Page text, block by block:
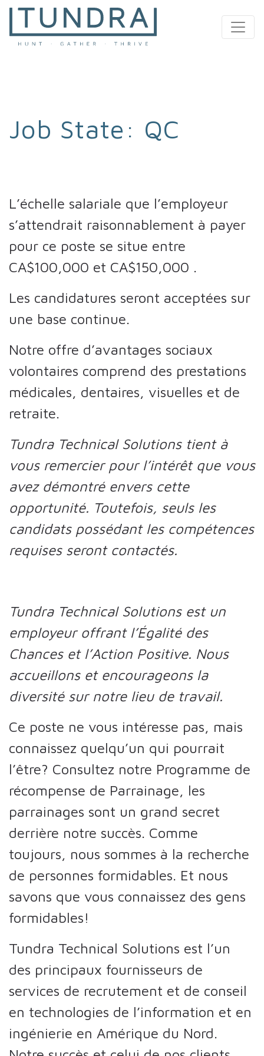
MAIN NAVIGATION
Job State: QC
L’échelle salariale que l’employeur
s’attendrait raisonnablement à payer
pour ce poste se situe entre
CA$100,000 et CA$150,000 .
Les candidatures seront acceptées sur
une base continue.
Notre offre d’avantages sociaux
volontaires comprend des prestations
médicales, dentaires, visuelles et de
retraite.
Tundra Technical Solutions tient à
vous remercier pour l’intérêt que vous
avez démontré envers cette
opportunité. Toutefois, seuls les
candidats possédant les compétences
requises seront contactés.
Tundra Technical Solutions est un
employeur offrant l’Égalité des
Chances et l’Action Positive. Nous
accueillons et encourageons la
diversité sur notre lieu de travail.
Ce poste ne vous intéresse pas, mais
connaissez quelqu’un qui pourrait
l’être? Consultez notre Programme de
récompense de Parrainage, les
parrainages sont un grand secret
derrière notre succès. Comme
toujours, nous sommes à la recherche
de personnes formidables. Et nous
savons que vous connaissez des gens
formidables!
Tundra Technical Solutions est l’un
des principaux fournisseurs de
services de recrutement et de conseil
en technologies de l’information et en
ingénierie en Amérique du Nord.